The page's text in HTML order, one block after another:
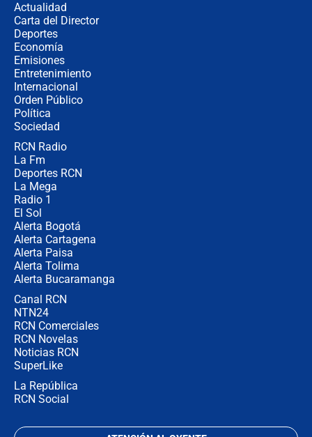
Actualidad
Carta del Director
Deportes
Economía
Emisiones
Entretenimiento
Internacional
Orden Público
Política
Sociedad
RCN Radio
La Fm
Deportes RCN
La Mega
Radio 1
El Sol
Alerta Bogotá
Alerta Cartagena
Alerta Paisa
Alerta Tolima
Alerta Bucaramanga
Canal RCN
NTN24
RCN Comerciales
RCN Novelas
Noticias RCN
SuperLike
La República
RCN Social